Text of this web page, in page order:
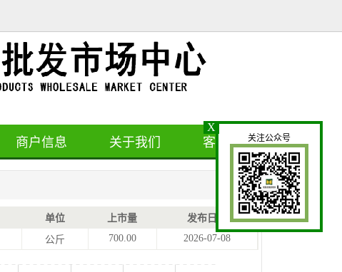
商户信息 关于我们 客户留言
单位 上市量
发布日期
公斤 700.00 2026-07-08
关注公众号
X